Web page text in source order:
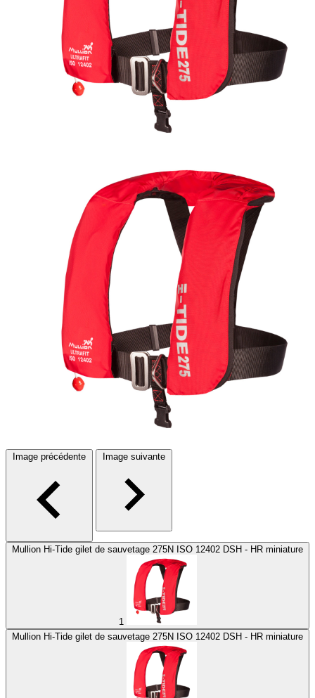
Image précédente Image suivante
Mullion Hi-Tide gilet de sauvetage 275N ISO 12402 DSH - HR miniature
1
Mullion Hi-Tide gilet de sauvetage 275N ISO 12402 DSH - HR miniature